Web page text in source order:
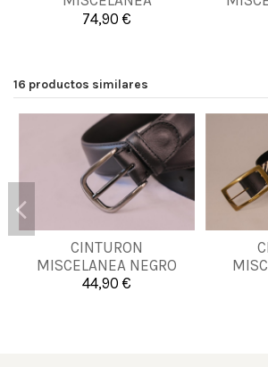
LEOPARDINO
74,90 €
Añadir al carrito
16 productos similares
CINTURON
MISCELANEA NEGRO
44,90 €
90 100
Añadir al carrito
90